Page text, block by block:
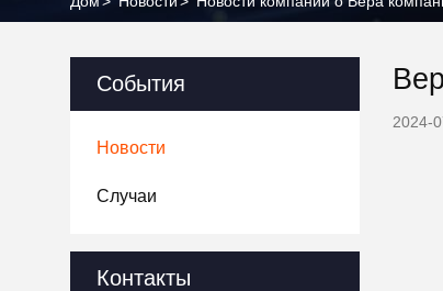
События
Новости
Случаи
Контакты
2024-